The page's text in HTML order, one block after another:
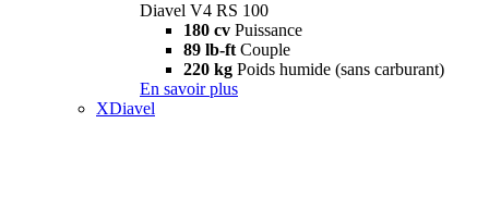
Diavel V4 RS 100
180 cv Puissance
89 lb-ft Couple
220 kg Poids humide (sans carburant)
En savoir plus
XDiavel